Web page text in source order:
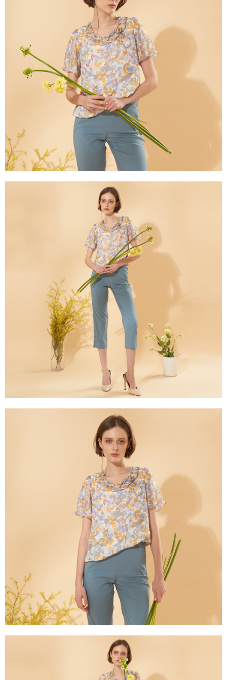
2.透過簡訊連結打開帳單後，可選擇「超商條碼／台灣大直營門市／銀行轉
帳／街口支付／iPASS MONEY」等通路繳費。
1.本服務係由「台灣大哥大股份有限公司」（以下簡稱本公司）所提供，讓
用戶於交易時，得透過本服務購買商品或服務，並由商店將買賣／分期付款
買賣價金債權讓與本公司後，依約使用本公司帳單繳交帳款。
2.基於同意付款使用「大哥付你分期」之契約關係目的，商店將以您的個人
資料（包含姓名、電話或地址）提供予台灣大哥大進項蒐集、處理及利用，
由本公司與您本人進行分期帳單所需資料之確認、核對及更正。
3.完整用戶服務條款，請詳閱以下連結：https://oppay.tw/userRule
１．於結帳方式選擇「AFTEE先享後付」後，將跳轉至「AFTEE先享後付」
結帳頁面，進行簡訊認證並確認金額後，即可完成結帳。
２．訂單成立數日內，您將收到繳費通知簡訊。
３．收到繳費通知簡訊後14天內，點擊此簡訊中的連結，可透過四大超商／
ATM／網路銀行／等多元方式進行付款，方視為交易完成。
※ 請注意：結帳手續完成當下不需立刻繳費，但若您需要取消訂單，請聯絡
購買商品的店家。未經商家同意取消之訂單仍視為有效，需透過AFTEE先享
後付繳納相關費用。
※ 交易是否成功請以「AFTEE先享後付 」之結帳頁面顯示為準，若有關於
是否繳費成功／繳費後需取消欲退款等相關疑問，請聯繫「AFTEE先享後付
客戶支援中心」
https://netprotections.freshdesk.com/support/home
１．透過由恩沛科技股份有限公司提供之「AFTEE先享後付」服務完成之交
易，需依本服務之必要範圍內提供個人資料，並將交易相關給付款項請求債
權轉讓予恩沛科技股份有限公司。
２．關於個人資料處理事宜，請瀏覽以下網址：
https://aftee.tw/terms/#terms3
３．未成年的使用者請事先徵得法定代理人或監護人之同意方可使用
４．使用「AFTEE先享後付」時，將依據個別帳號之用戶狀況，依本公司即
時審查核予不同之上限額度；若仍有額度不足之情形，本公司將視審查結果
５．嚴禁一人註冊多個帳號或使用他人資訊註冊。若發現惡意使用之情形，
恩沛科技股份有限公司將有權停止該用戶之使用額度並採取法律行動。
每筆NT$120，滿NT$2,000(含以上)免運費
宅配
每筆NT$120，滿NT$2,000(含以上)免運費